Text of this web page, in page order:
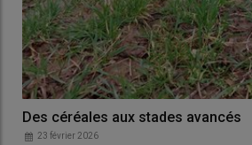
Des céréales aux stades avancés
23 février 2026